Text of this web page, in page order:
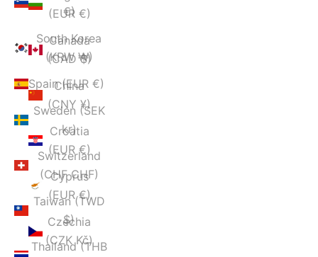
€)
South Korea
(KRW ₩)
Spain (EUR €)
Sweden (SEK
kr)
Switzerland
(CHF CHF)
Taiwan (TWD
$)
Thailand (THB
(EUR €)
Canada
(CAD $)
China
(CNY ¥)
Croatia
(EUR €)
Cyprus
(EUR €)
Czechia
(CZK Kč)